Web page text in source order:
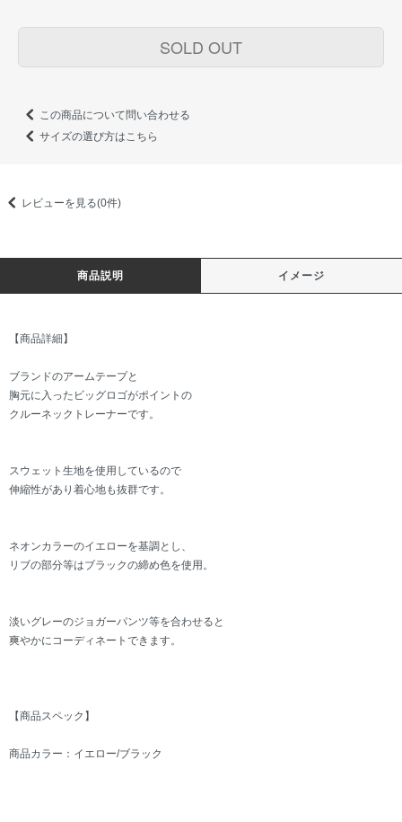
SOLD OUT
この商品について問い合わせる
サイズの選び方はこちら
レビューを見る(0件)
商品説明 イメージ
【商品詳細】
ブランドのアームテープと
胸元に入ったビッグロゴがポイントの
クルーネックトレーナーです。
スウェット生地を使用しているので
伸縮性があり着心地も抜群です。
ネオンカラーのイエローを基調とし、
リブの部分等はブラックの締め色を使用。
淡いグレーのジョガーパンツ等を合わせると
爽やかにコーディネートできます。
【商品スペック】
商品カラー：イエロー/ブラック